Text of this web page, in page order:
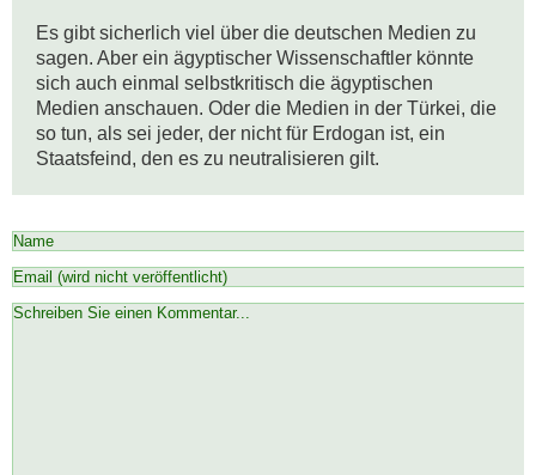
Es gibt sicherlich viel über die deutschen Medien zu
sagen. Aber ein ägyptischer Wissenschaftler könnte
sich auch einmal selbstkritisch die ägyptischen
Medien anschauen. Oder die Medien in der Türkei, die
so tun, als sei jeder, der nicht für Erdogan ist, ein
Staatsfeind, den es zu neutralisieren gilt.